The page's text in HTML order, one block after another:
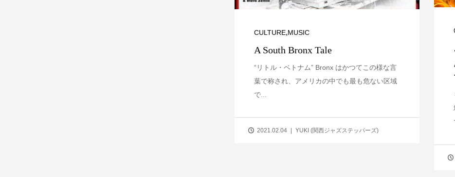
CULTURE,MUSIC
A South Bronx Tale
“リトル・ベトナム” Bronx はかつてこの様な言
葉で称され、アメリカの中でも最も危ない区域
で...
2021.02.04 YUKI (関西ジャズステッパーズ)